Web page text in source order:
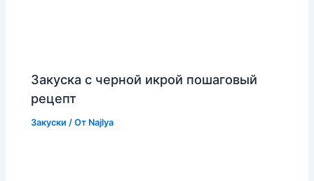
Закуска с черной икрой пошаговый
рецепт
Закуски / От Najlya